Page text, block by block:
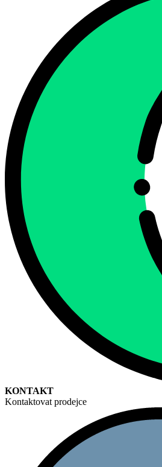
KONTAKT
Kontaktovat prodejce